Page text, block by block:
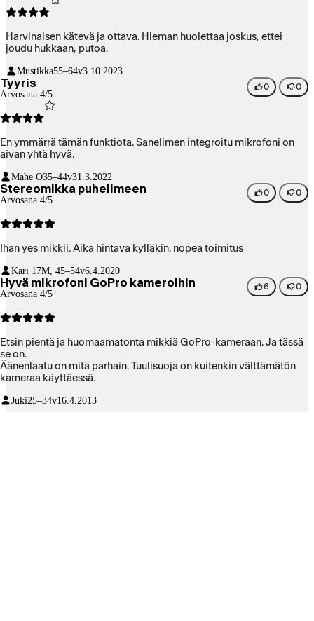
Harvinaisen kätevä ja ottava. Hieman huolettaa joskus, ettei
joudu hukkaan, putoa.
Mustikka55–64v3.10.2023
Tyyris
Arvosana 4/5
0 0
En ymmärrä tämän funktiota. Sanelimen integroitu mikrofoni on
aivan yhtä hyvä.
Mahe O35–44v31.3.2022
Stereomikka puhelimeen
Arvosana 4/5
0 0
Ihan yes mikkii. Aika hintava kylläkin. nopea toimitus
Kari 17M, 45–54v6.4.2020
Hyvä mikrofoni GoPro kameroihin
Arvosana 4/5
6 0
Etsin pientä ja huomaamatonta mikkiä GoPro-kameraan. Ja tässä
se on.
Äänenlaatu on mitä parhain. Tuulisuoja on kuitenkin välttämätön
kameraa käyttäessä.
Juki25–34v16.4.2013